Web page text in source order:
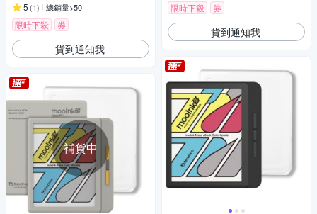
5 (1) 總銷量>50
限時下殺 券
貨到通知我
補貨中
限時下殺
券
貨到通知我